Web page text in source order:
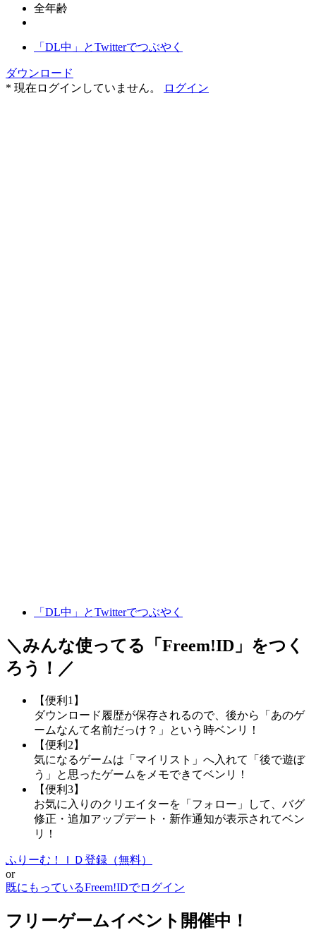
全年齢
「DL中」とTwitterでつぶやく
ダウンロード
* 現在ログインしていません。
ログイン
「DL中」とTwitterでつぶやく
＼みんな使ってる「 Freem!ID 」をつく
ろう！／
【便利1】
ダウンロード履歴が保存されるので、後から「あのゲ
ームなんて名前だっけ？」という時ベンリ！
【便利2】
気になるゲームは「マイリスト」へ入れて「後で遊ぼ
う」と思ったゲームをメモできてベンリ！
【便利3】
お気に入りのクリエイターを「フォロー」して、バグ
修正・追加アップデート・新作通知が表示されてベン
リ！
ふりーむ！ＩＤ登録（無料）
or
既にもっているFreem!IDでログイン
フリーゲームイベント開催中！